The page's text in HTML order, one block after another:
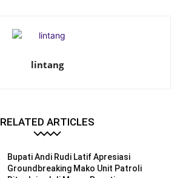
lintang
RELATED ARTICLES
Bupati Andi Rudi Latif Apresiasi
Groundbreaking Mako Unit Patroli